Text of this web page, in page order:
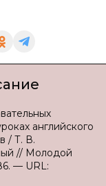
английского
/ Т. В.
// Молодой
— URL: